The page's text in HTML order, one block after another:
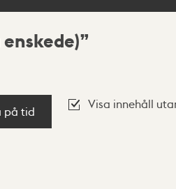
på tid
Visa innehåll